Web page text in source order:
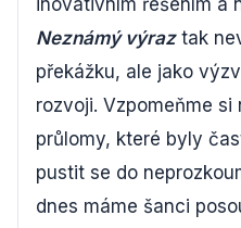
inovativním řešením a
Neznámý výraztak
překážku, ale jako
rozvoji. Vzpomeňme
průlomy, které byly
pustit se do
dnes máme šanci